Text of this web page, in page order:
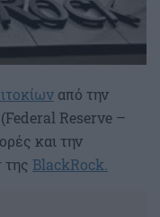
από την
Reserve –
και την
της BlackRock.